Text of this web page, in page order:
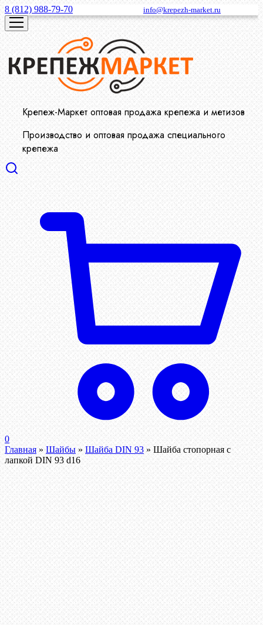
8 (812) 988-79-70 info@krepezh-market.ru
Крепеж-Маркет оптовая продажа крепежа и метизов
Производство и оптовая продажа специального
крепежа
0
Главная » Шайбы » Шайба DIN 93 » Шайба стопорная с
лапкой DIN 93 d16